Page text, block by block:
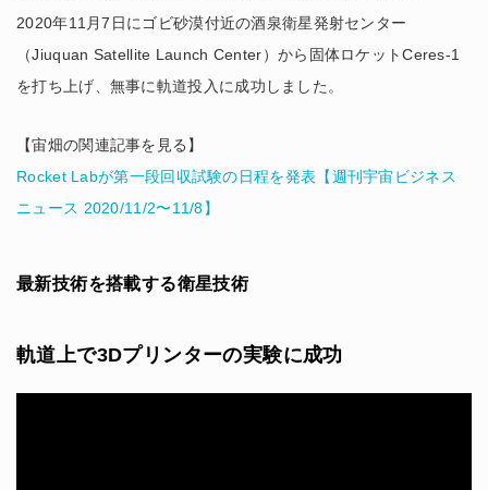
2020年11月7日にゴビ砂漠付近の酒泉衛星発射センター
（Jiuquan Satellite Launch Center）から固体ロケットCeres-1
を打ち上げ、無事に軌道投入に成功しました。
【宙畑の関連記事を見る】
Rocket Labが第一段回収試験の日程を発表【週刊宇宙ビジネス
ニュース 2020/11/2〜11/8】
最新技術を搭載する衛星技術
軌道上で3Dプリンターの実験に成功